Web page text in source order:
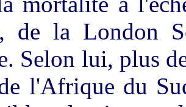
de la London
Selon lui, plus
l'Afrique du